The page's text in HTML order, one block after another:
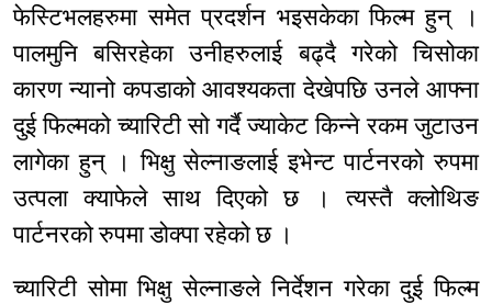
फेस्टिभलहरुमा समेत प्रदर्शन भइसकेका फिल्म हुन् ।
पालमुनि बसिरहेका उनीहरुलाई बढ्दै गरेको चिसोका
कारण न्यानो कपडाको आवश्यकता देखेपछि उनले आफ्ना
दुई फिल्मको च्यारिटी सो गर्दै ज्याकेट किन्ने रकम जुटाउन
लागेका हुन् । भिक्षु सेल्नाङलाई इभेन्ट पार्टनरको रुपमा
उत्पला क्याफेले साथ दिएको छ । त्यस्तै क्लोथिङ
पार्टनरको रुपमा डोक्पा रहेको छ ।
च्यारिटी सोमा भिक्षु सेल्नाङले निर्देशन गरेका दुई फिल्म